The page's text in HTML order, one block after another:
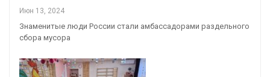
Июн 13, 2024
Знаменитые люди России стали амбассадорами раздельного
сбора мусора